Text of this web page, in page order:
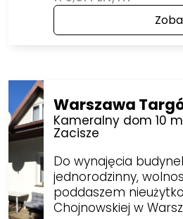
Warszawa
Kameralny dom 10
Zacisze
Do wynajęcia
jednorodzinny,
poddaszem
Chojnowskiej w